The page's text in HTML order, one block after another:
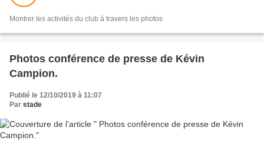
Montrer les activités du club à travers les photos
Photos conférence de presse de Kévin
Campion.
Publié le 12/10/2019 à 11:07
Par stade